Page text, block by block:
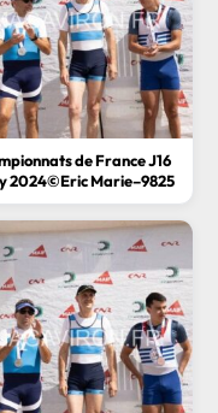
de France J16
2024©Eric Marie–9825